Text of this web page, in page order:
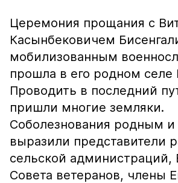
Церемония прощания с
Касынбековичем
мобилизованным
прошла в его родном селе
Проводить в последний
пришли многие земляки.
Соболезнования родным и
выразили представители
сельской администраций,
Совета ветеранов, члены